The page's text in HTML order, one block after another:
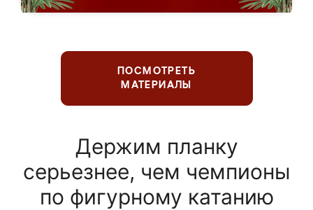
ПОСМОТРЕТЬ
МАТЕРИАЛЫ
Держим планку
серьезнее, чем чемпионы
по фигурному катанию